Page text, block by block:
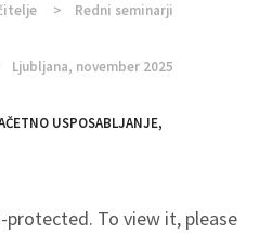
Redni seminarji
Ljubljana, november 2025
USPOSABLJANJE,
To view it, please